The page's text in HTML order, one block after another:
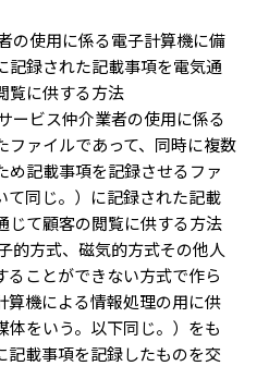
の使用に係る電子計算機に備
記録された記載事項を電気通
覧に供する方法
ービス仲介業者の使用に係る
ファイルであって、同時に複数
め記載事項を記録させるファ
て同じ。）に記録された記載
じて顧客の閲覧に供する方法
的方式、磁気的方式その他人
ることができない方式で作ら
算機による情報処理の用に供
体をいう。以下同じ。）をも
記載事項を記録したものを交